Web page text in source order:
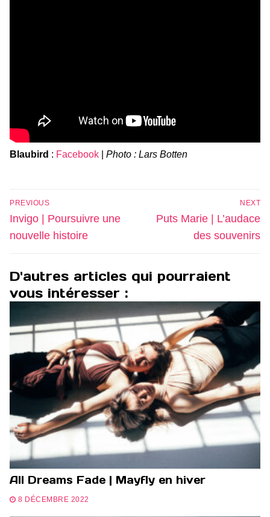
Blaubird : Facebook Photo : Lars Botten
Navigation
de
l’article
PREVIOUS
Previous
post:
Invigo | Poursuivre une
nouvelle histoire
NEXT
Next
Puts Marie | L’audace
des souvenirs
D'autres articles qui pourraient
vous intéresser :
All Dreams Fade | Mayfly en hiver
8 DÉCEMBRE 2022